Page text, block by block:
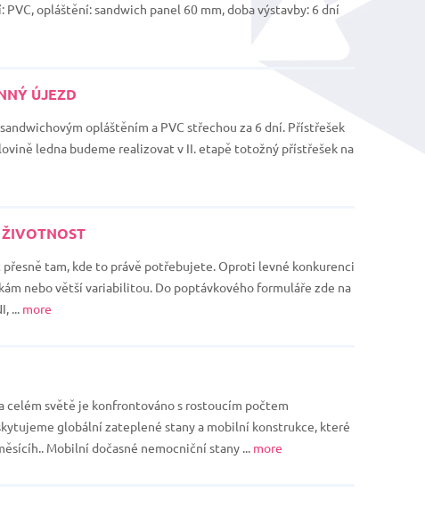
opláštění: sandwich panel 60 mm, doba výstavby: 6 dní
ÚJEZD
opláštěním a PVC střechou za 6 dní. Přístřešek
ledna budeme realizovat v II. etapě totožný přístřešek na
tam, kde to právě potřebujete. Oproti levné konkurenci
nebo větší variabilitou. Do poptávkového formuláře zde na
... more
celém světě je konfrontováno s rostoucím počtem
globální zateplené stany a mobilní konstrukce, které
Mobilní dočasné nemocniční stany ... more